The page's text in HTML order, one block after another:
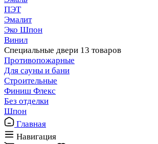
ПЭТ
Эмалит
Эко Шпон
Винил
Специальные двери 13 товаров
Противопожарные
Для сауны и бани
Строительные
Финиш Флекс
Без отделки
Шпон
Главная
Навигация